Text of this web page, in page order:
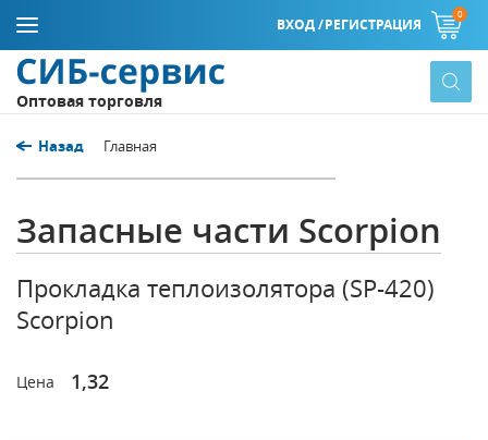
ВХОД /РЕГИСТРАЦИЯ
0
Оптовая торговля
Назад Главная
Запасные части Scorpion
Прокладка теплоизолятора (SP-420)
Scorpion
Цена 1,32